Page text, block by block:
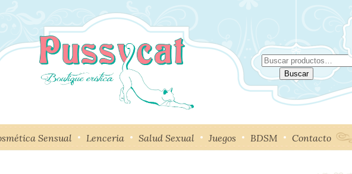
Buscar
por:
Buscar
Sensual Lenceria Salud Sexual Juegos BDSM Contacto